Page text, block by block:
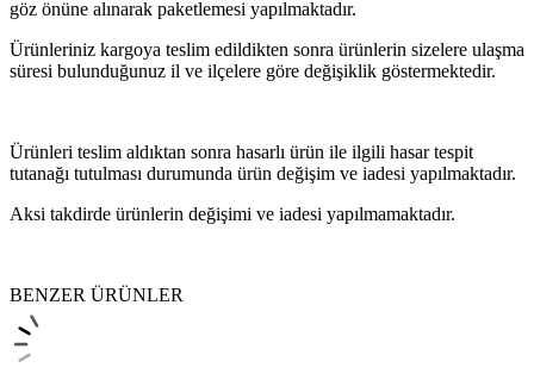
göz önüne alınarak paketlemesi yapılmaktadır.
Ürünleriniz kargoya teslim edildikten sonra ürünlerin sizelere ulaşma
süresi bulunduğunuz il ve ilçelere göre değişiklik göstermektedir.
Ürünleri teslim aldıktan sonra hasarlı ürün ile ilgili hasar tespit
tutanağı tutulması durumunda ürün değişim ve iadesi yapılmaktadır.
Aksi takdirde ürünlerin değişimi ve iadesi yapılmamaktadır.
BENZER ÜRÜNLER